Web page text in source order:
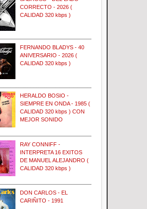
CORRECTO - 2026 (
CALIDAD 320 kbps )
FERNANDO BLADYS - 40
ANIVERSARIO - 2026 (
CALIDAD 320 kbps )
HERALDO BOSIO -
SIEMPRE EN ONDA - 1985 (
CALIDAD 320 kbps ) CON
MEJOR SONIDO
RAY CONNIFF -
INTERPRETA 16 EXITOS
DE MANUEL ALEJANDRO (
CALIDAD 320 kbps )
DON CARLOS - EL
CARIÑITO - 1991